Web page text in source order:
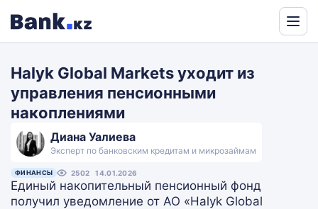
Translate
Halyk Global Markets уходит из
управления пенсионными
накоплениями
Диана Уалиева
Эксперт по банковским кредитам и микрозаймам
ФИНАНСЫ 2502 14.01.2026
Единый накопительный пенсионный фонд
получил уведомление от АО «Halyk Global